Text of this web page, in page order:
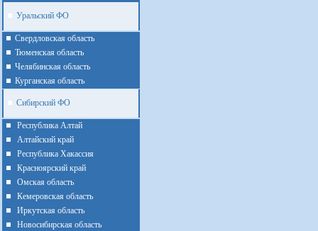
Уральский ФО
Cвердловская область
Тюменская область
Челябинская область
Курганская область
Сибирский ФО
Республика Алтай
Алтайcкий край
Республика Хакассия
Красноярский край
Омская область
Кемеровская область
Иркутская область
Новосибирская область